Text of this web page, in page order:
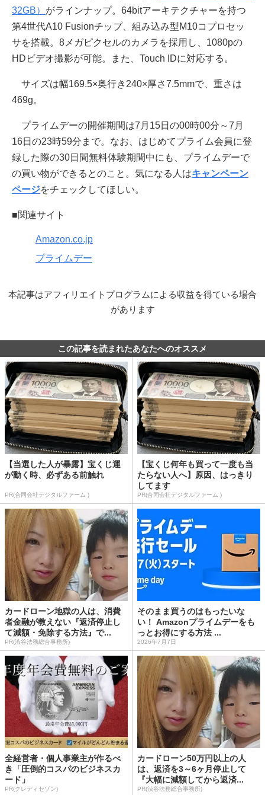
32GB） がラインナップ。64bitアーキテクチャーを持つ
第4世代A10 Fusionチップ、組み込み型M10コプロセッ
サを搭載。8メガピクセルのカメラを採用し、1080pの
HDビデオ撮影が可能。また、Touch IDに対応する。
サイズは幅169.5×奥行き240×厚さ7.5mmで、重さは
469g。
プライムデーの開催期間は7月15日の00時00分～7月
16日の23時59分まで。なお、はじめてプライム会員に登
録した際の30日間無料体験期間中にも、プライムデーで
の買い物ができるとのこと。気になる人はキャンペーン
ページをチェックしてほしい。
■関連サイト
Amazon.co.jp
プライムデー
本記事はアフィリエイトプログラムによる収益を得ている場合
があります
この記事を読まれたあなたへのオススメ
【当選した人が暴露】宝くじ運
が動く時、必ずある前触れ
PR(合同会社デジタルファーム )
【宝くじ何年も買って一度も当
たらない人へ】原因、はっきり
してます
PR(合同会社デジタルファーム )
カードローン地獄の人は、消費
者金融が教えない『返済停止し
て減額・免除する方法』で...
PR(渋谷法務総合事務所)
そのまま買うのはもったいな
い！ Amazonプライムデーをも
っとお得にする方法 ...
2026年7月7日
全経営者・個人事業主が作るべ
き「圧倒的コスパのビジネスカ
ード」
PR(クレディセゾン)
カードローン50万円以上の人
は、返済を3～6ヶ月停止して
『大幅に減額してから返済...
PR(渋谷法務総合事務所)